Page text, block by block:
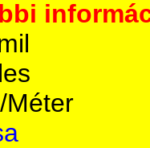
/Méter